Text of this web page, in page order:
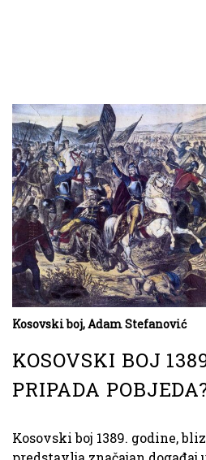
Kosovski boj, Adam Stefanović
KOSOVSKI BOJ
PRIPADA
Kosovski boj 1389. godine,